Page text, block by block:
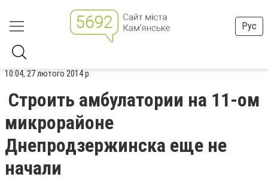
Рус
10:04, 27 лютого 2014 р.
Строить амбулатории на 11-ом
микрорайоне
Днепродзержинска еще не
начали